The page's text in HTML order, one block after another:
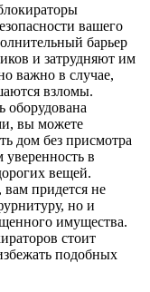
вашего
барьер
и затрудняют им
важно в случае,
взломы.
оборудована
вы можете
дом без присмотра
уверенность в
вещей.
придется не
но и
имущества.
стоит
подобных